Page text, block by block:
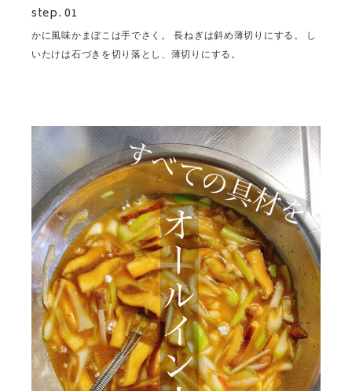
step. 01
かに風味かまぼこは手でさく。 長ねぎは斜め薄切りにする。 し
いたけは石づきを切り落とし、薄切りにする。